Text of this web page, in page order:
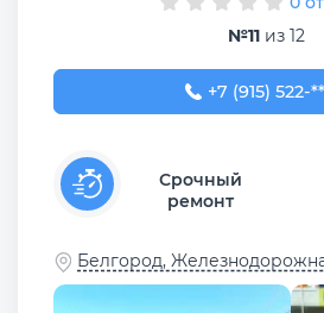
№11из 12
+7 (915) 522-
+7 (915) 522-
Срочный
ремонт
Белгород,